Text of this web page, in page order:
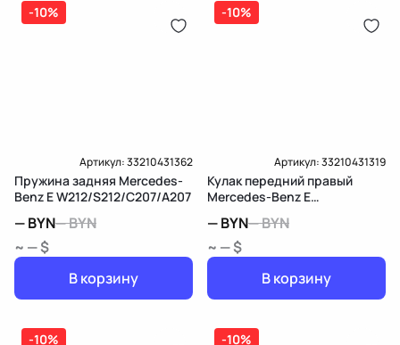
(распределитель впрыска топлива),
дозатор-распределитель топлива
-10%
Артикул:33210431362
Пружина задняя Mercedes-
Benz E W212/S212/C207/A207
—BYN—BYN
~ — $
В корзину
-10%
Артикул:33210431319
Кулак передний правый
Mercedes-Benz E
—BYN—BYN
~ — $
В корзину
-10% -10%